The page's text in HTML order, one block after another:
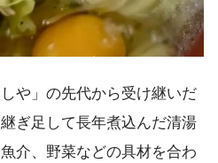
や」の先代から受け継いだ
ぎ足して長年煮込んだ清湯
介、野菜などの具材を合わ